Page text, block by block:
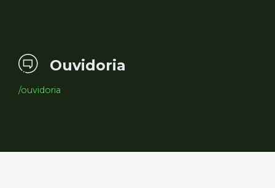
Ouvidoria
/ouvidoria